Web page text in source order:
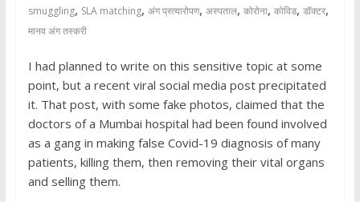
smuggling, SLA matching, अंग प्रत्यारोपण, अस्पताल, कोरोना, कोविड, डॉक्टर,
मानव अंग तस्करी
I had planned to write on this sensitive topic at some
point, but a recent viral social media post precipitated
it. That post, with some fake photos, claimed that the
doctors of a Mumbai hospital had been found involved
as a gang in making false Covid-19 diagnosis of many
patients, killing them, then removing their vital organs
and selling them.